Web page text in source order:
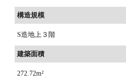
構造規模
S造地上３階
建築面積
272.72m²